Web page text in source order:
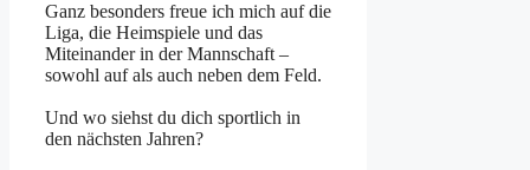
Ganz besonders freue ich mich auf die
Liga, die Heimspiele und das
Miteinander in der Mannschaft –
sowohl auf als auch neben dem Feld.
Und wo siehst du dich sportlich in
den nächsten Jahren?